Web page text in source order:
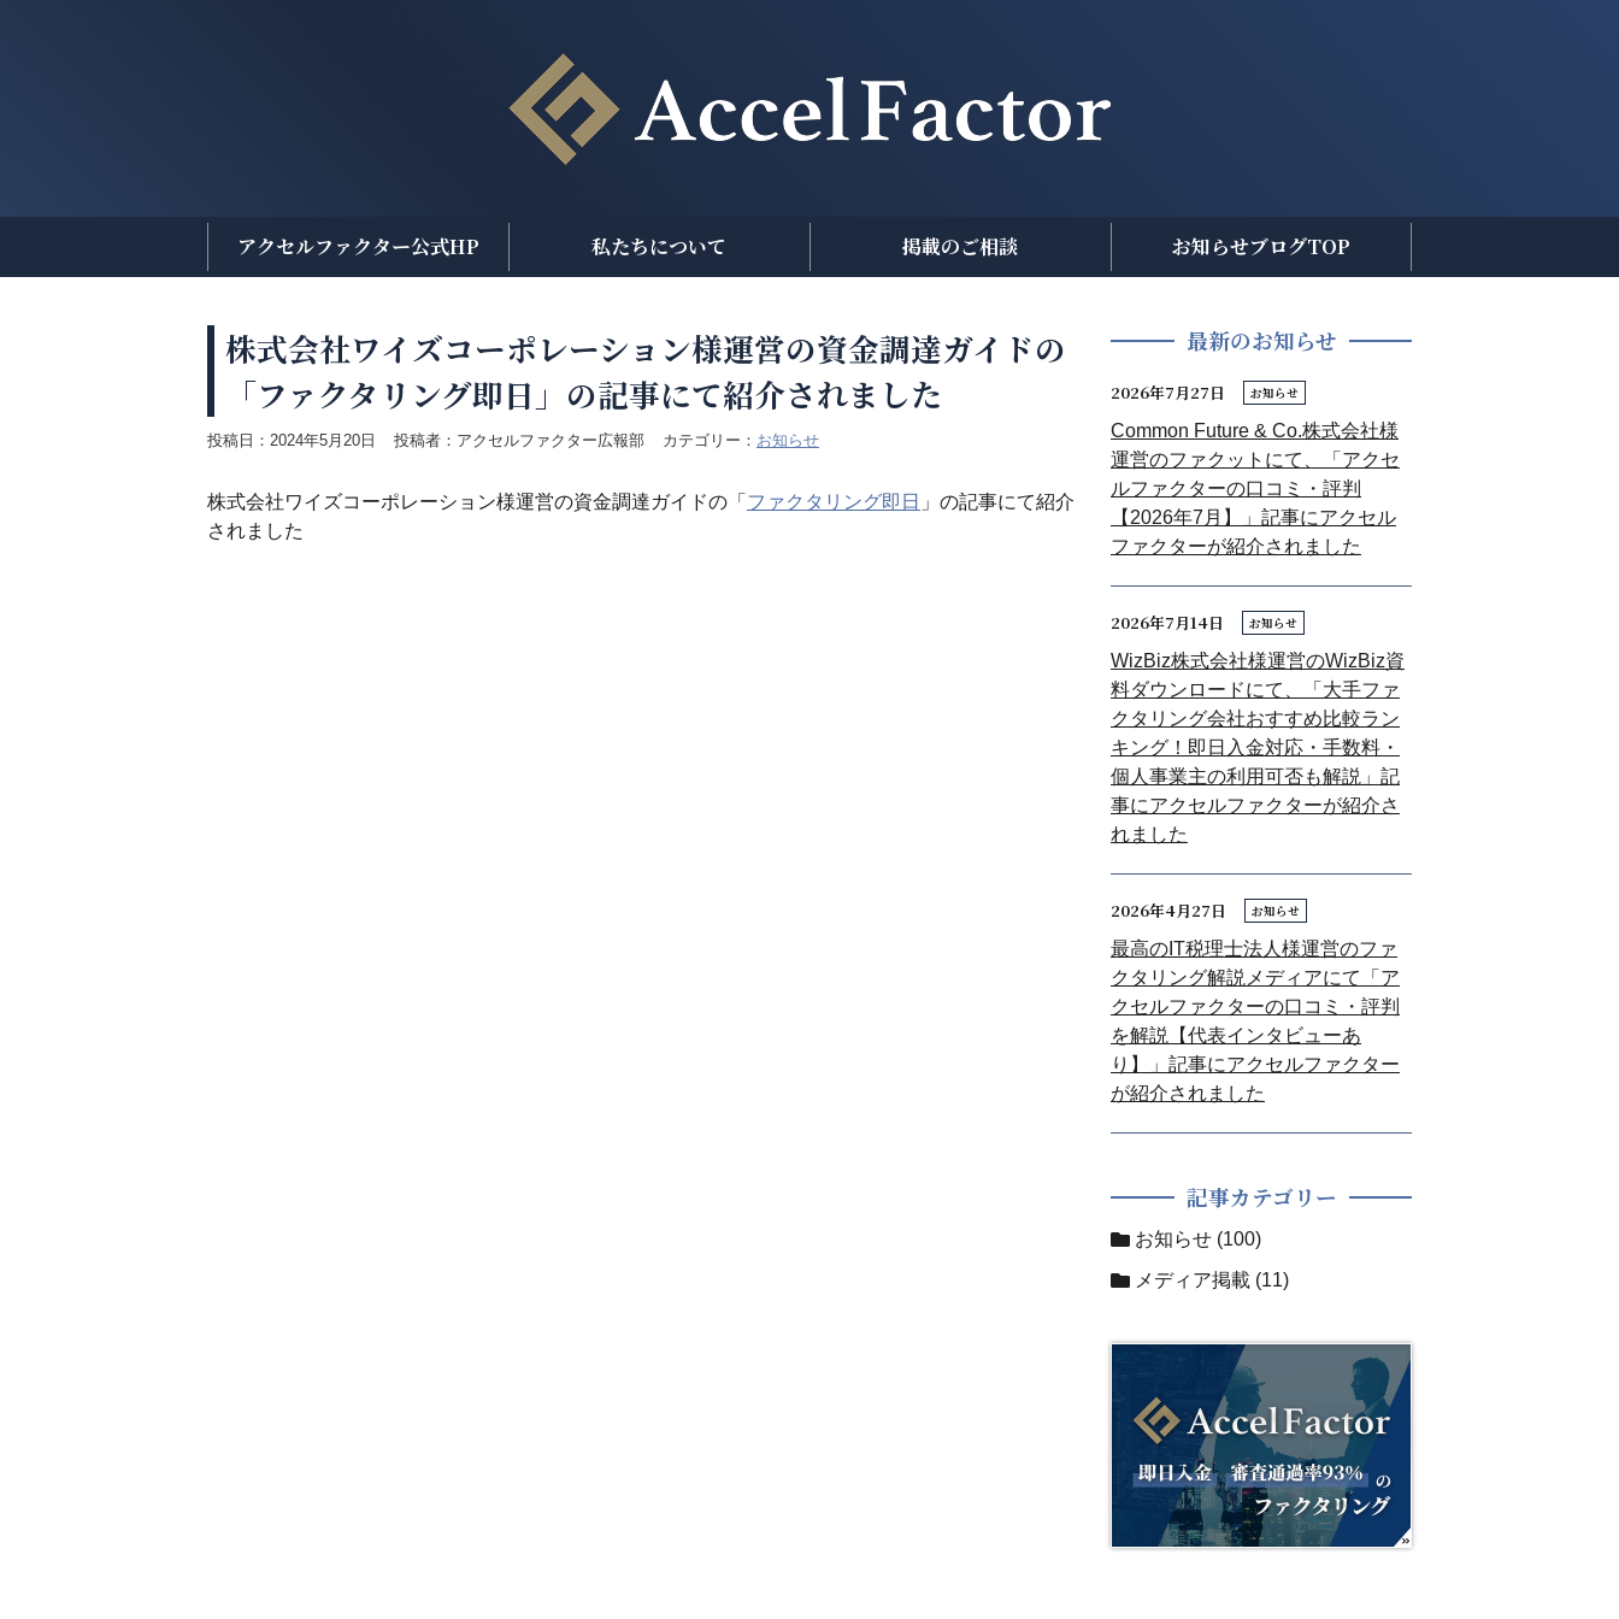
アクセルファクター公式HP 私たちについて 掲載のご相談 お知らせブログTOP
株式会社ワイズコーポレーション様運営の資金調達ガイドの
「ファクタリング即日」の記事にて紹介されました
投稿日： 2024年5月20日 投稿者：アクセルファクター広報部 カテゴリー： お知らせ
株式会社ワイズコーポレーション様運営の資金調達ガイドの「 ファクタリング即日 」の記事にて紹介
されました
最新のお知らせ
2026年7月27日 お知らせ
Common Future & Co.株式会社様
運営のファクットにて、「アクセ
ルファクターの口コミ・評判
【2026年7月】」記事にアクセル
ファクターが紹介されました
2026年7月14日 お知らせ
WizBiz株式会社様運営のWizBiz資
料ダウンロードにて、「大手ファ
クタリング会社おすすめ比較ラン
キング！即日入金対応・手数料・
個人事業主の利用可否も解説」記
事にアクセルファクターが紹介さ
れました
2026年4月27日 お知らせ
最高のIT税理士法人様運営のファ
クタリング解説メディアにて「ア
クセルファクターの口コミ・評判
を解説【代表インタビューあ
り】」記事にアクセルファクター
が紹介されました
記事カテゴリー
お知らせ (100)
メディア掲載 (11)